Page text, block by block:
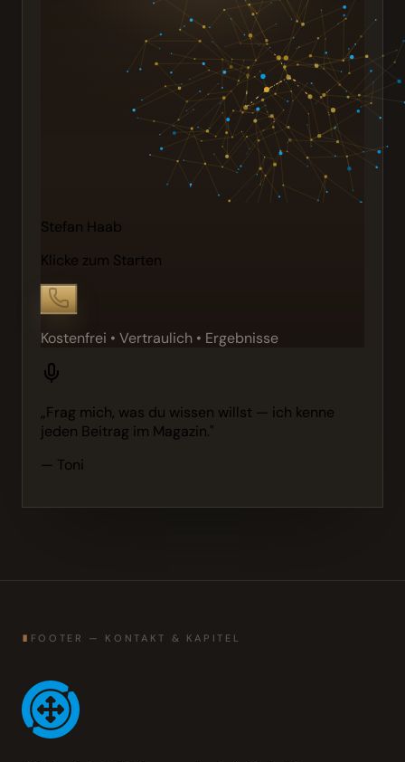
Stefan Haab
Klicke zum Starten
Kostenfrei • Vertraulich • Ergebnisse
„Frag mich, was du wissen willst — ich kenne
jeden Beitrag im Magazin."
— Toni
∎ FOOTER — KONTAKT & KAPITEL